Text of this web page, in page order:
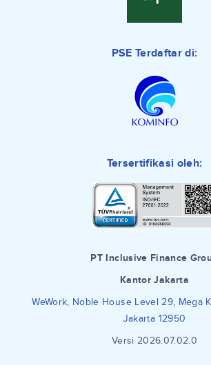
PSE Terdaftar di:
Tersertifikasi oleh:
PT Inclusive Finance
Kantor Jakarta
WeWork, Noble House Level 29, Mega
Jakarta 12950
Versi 2026.07.02.0